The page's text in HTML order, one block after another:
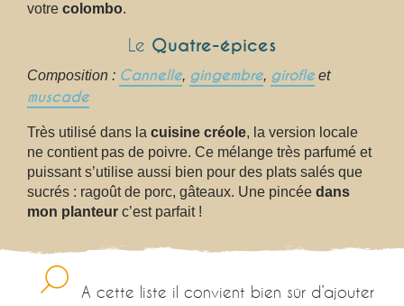
votre colombo.
Le Quatre-épices
Composition : Cannelle, gingembre, girofle et
muscade
Très utilisé dans la cuisine créole, la version locale
ne contient pas de poivre. Ce mélange très parfumé et
puissant s’utilise aussi bien pour des plats salés que
sucrés : ragoût de porc, gâteaux. Une pincée dans
mon planteur c’est parfait !
A cette liste il convient bien sûr d’ajouter